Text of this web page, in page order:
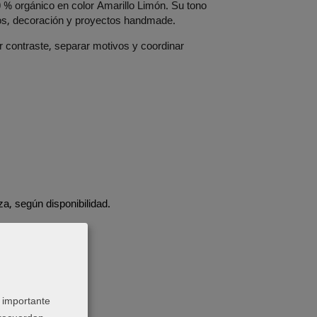
orgánico en color Amarillo Limón. Su tono
decoración y proyectos handmade.
separar motivos y coordinar
según disponibilidad.